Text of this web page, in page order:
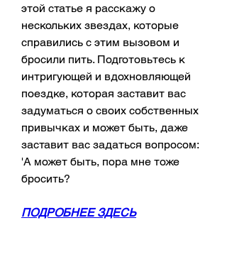
этой статье я расскажу о
нескольких звездах, которые
справились с этим вызовом и
бросили пить. Подготовьтесь к
интригующей и вдохновляющей
поездке, которая заставит вас
задуматься о своих собственных
привычках и может быть, даже
заставит вас задаться вопросом:
'А может быть, пора мне тоже
бросить?
ПОДРОБНЕЕ ЗДЕСЬ